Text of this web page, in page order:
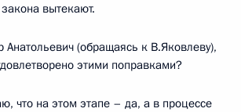
вытекают.
Анатольевич (обращаясь к В.Яковлеву),
этими поправками?
что на этом этапе – да, а в процессе